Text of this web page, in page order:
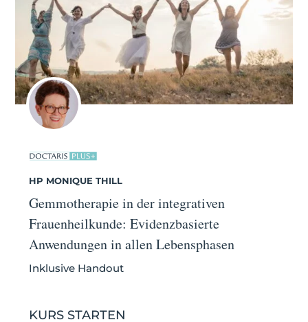
HP MONIQUE THILL
Gemmotherapie in der integrativen
Frauenheilkunde: Evidenzbasierte
Anwendungen in allen Lebensphasen
Inklusive Handout
KURS STARTEN